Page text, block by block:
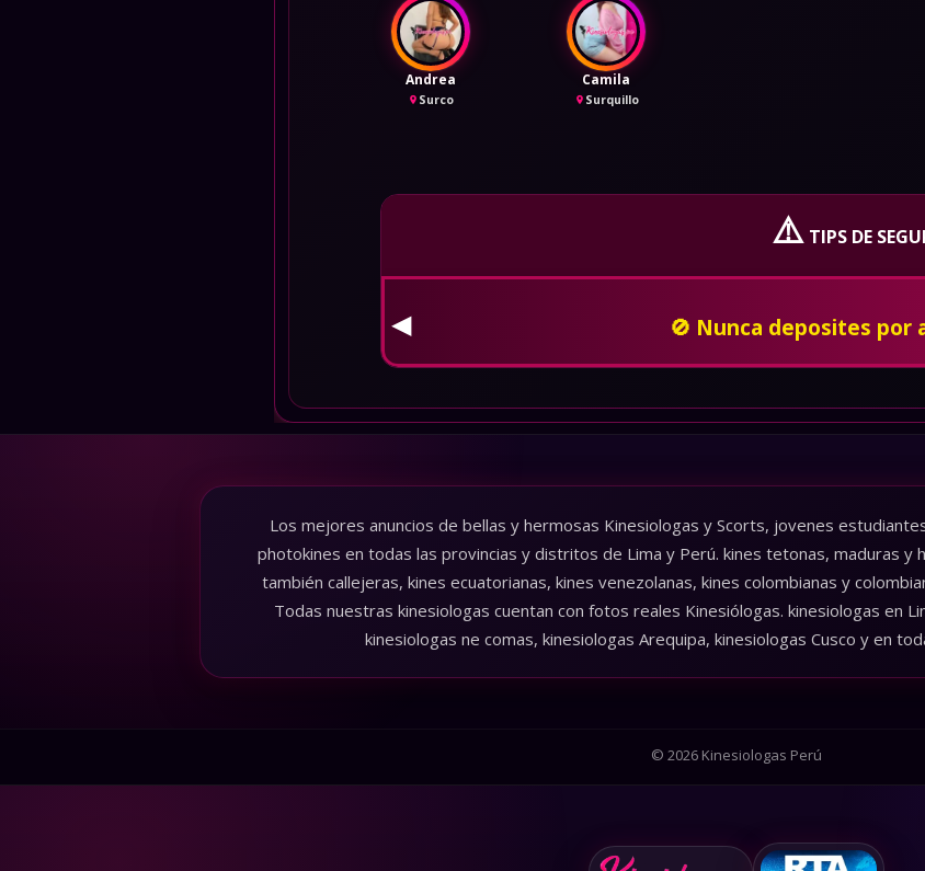
Andrea
Surco
Camila
Surquillo
⚠️ TIPS DE
👮 En caso de ser amenzado o insultado,
privado y denuncia a
◀
Los mejores anuncios de bellas y hermosas Kinesiologas y Scorts, jovenes
photokines en todas las provincias y distritos de Lima y Perú. kines tetonas, maduras y
también callejeras, kines ecuatorianas, kines venezolanas, kines colombianas y
Todas nuestras kinesiologas cuentan con fotos reales Kinesiólogas. kinesiologas en